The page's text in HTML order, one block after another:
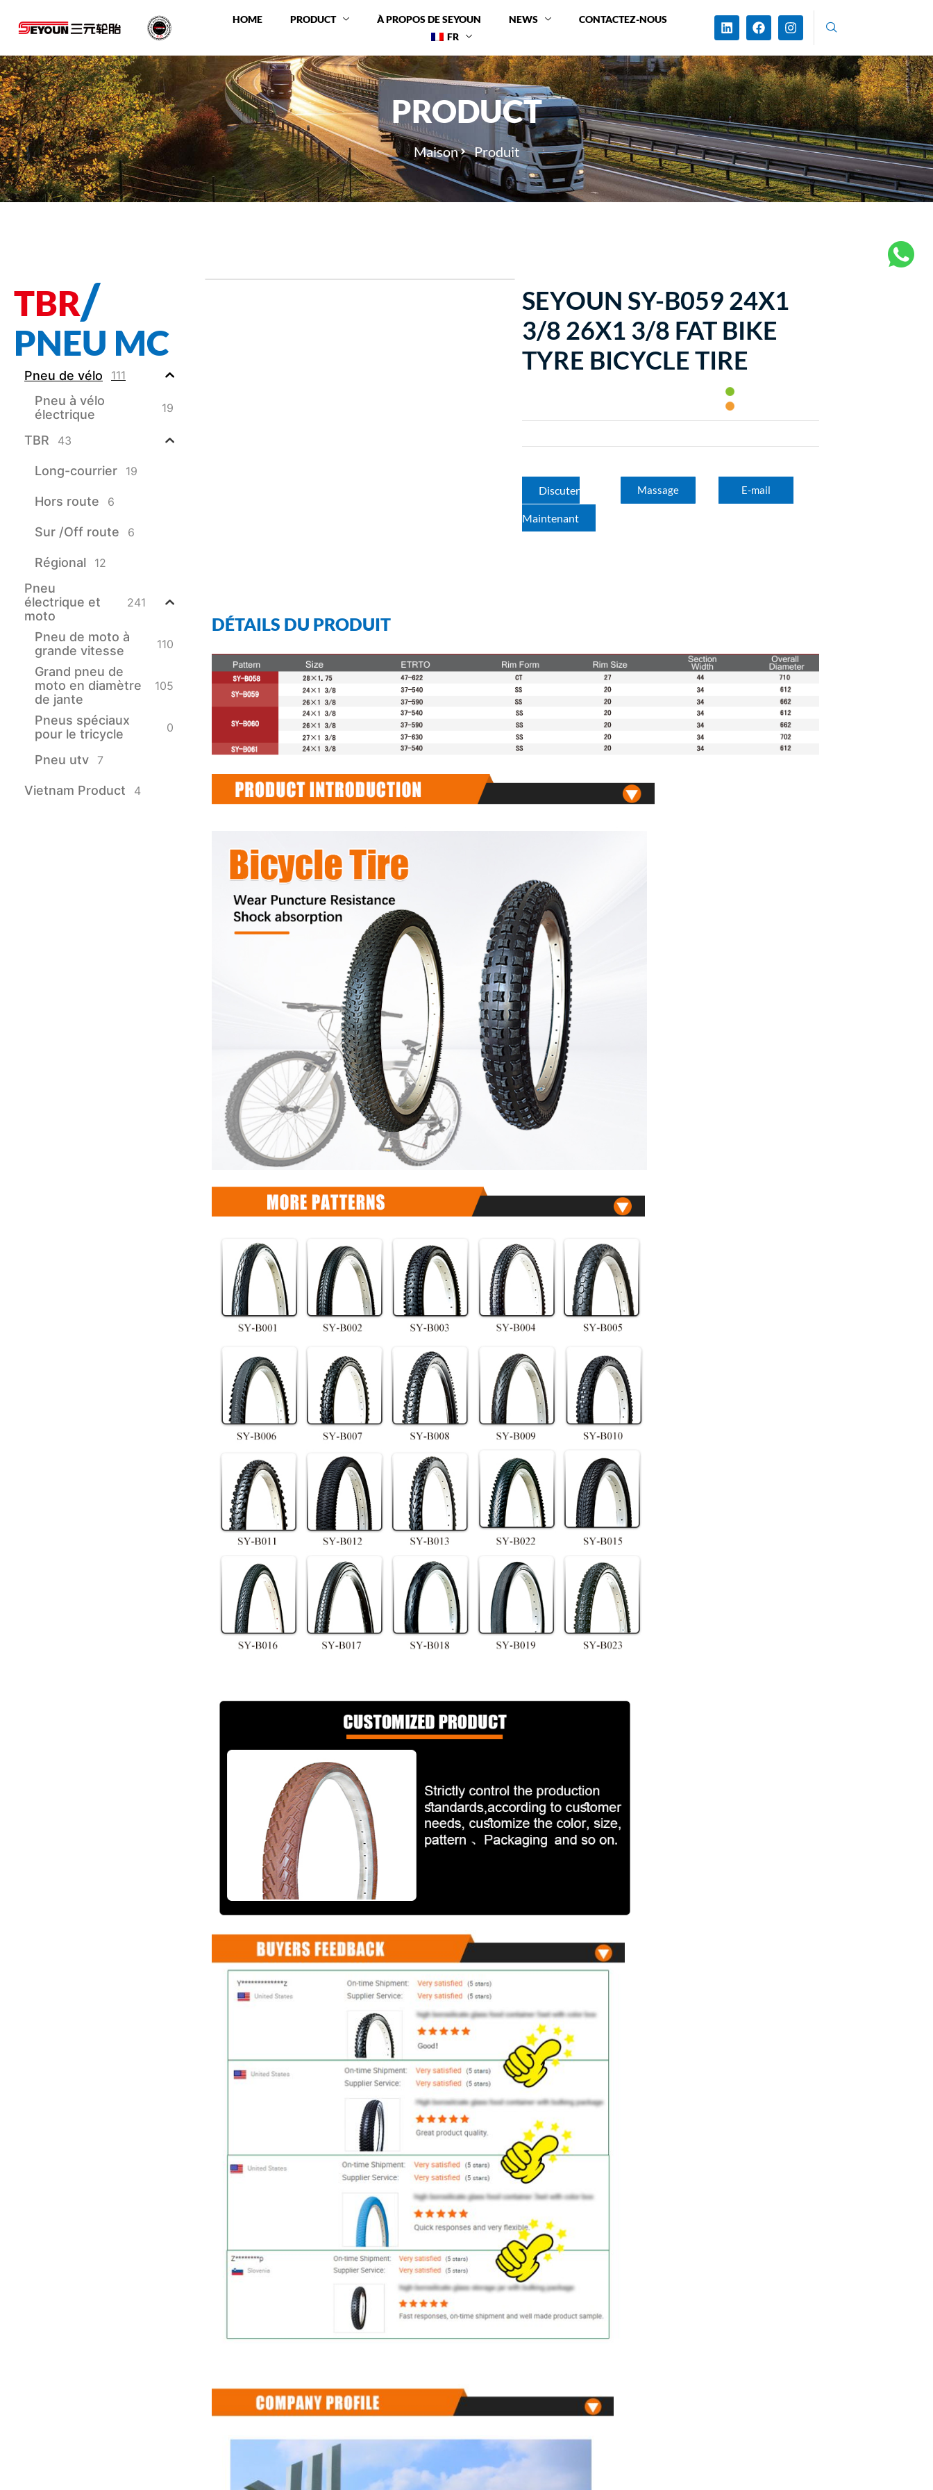
HOME PRODUCT À PROPOS DE SEYOUN NEWS
CONTACTEZ-NOUS
FR
PRODUCT
Maison Produit
TBR/
PNEU MC
Pneu de vélo 111
Pneu à vélo
électrique
19
TBR 43
Long-courrier 19
Hors route 6
Sur /Off route 6
Régional 12
Pneu
électrique et
moto
241
Pneu de moto à
grande vitesse
110
Grand pneu de
moto en diamètre
de jante
105
Pneus spéciaux
pour le tricycle
0
Pneu utv 7
Vietnam Product 4
SEYOUN SY-B059 24X1
3/8 26X1 3/8 FAT BIKE
TYRE BICYCLE TIRE
Discuter
Maintenant
Massage E-mail
DÉTAILS DU PRODUIT